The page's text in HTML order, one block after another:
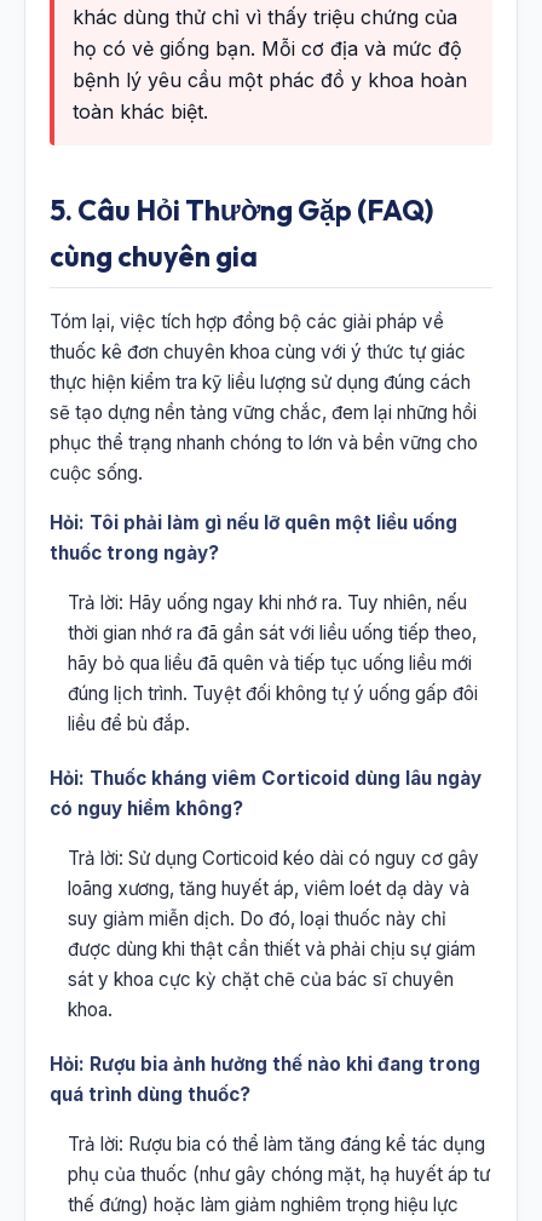
khác dùng thử chỉ vì thấy triệu chứng của
họ có vẻ giống bạn. Mỗi cơ địa và mức độ
bệnh lý yêu cầu một phác đồ y khoa hoàn
toàn khác biệt.
5. Câu Hỏi Thường Gặp (FAQ)
cùng chuyên gia
Tóm lại, việc tích hợp đồng bộ các giải pháp về
thuốc kê đơn chuyên khoa cùng với ý thức tự giác
thực hiện kiểm tra kỹ liều lượng sử dụng đúng cách
sẽ tạo dựng nền tảng vững chắc, đem lại những hồi
phục thể trạng nhanh chóng to lớn và bền vững cho
cuộc sống.
Hỏi: Tôi phải làm gì nếu lỡ quên một liều uống
thuốc trong ngày?
Trả lời: Hãy uống ngay khi nhớ ra. Tuy nhiên, nếu
thời gian nhớ ra đã gần sát với liều uống tiếp theo,
hãy bỏ qua liều đã quên và tiếp tục uống liều mới
đúng lịch trình. Tuyệt đối không tự ý uống gấp đôi
liều để bù đắp.
Hỏi: Thuốc kháng viêm Corticoid dùng lâu ngày
có nguy hiểm không?
Trả lời: Sử dụng Corticoid kéo dài có nguy cơ gây
loãng xương, tăng huyết áp, viêm loét dạ dày và
suy giảm miễn dịch. Do đó, loại thuốc này chỉ
được dùng khi thật cần thiết và phải chịu sự giám
sát y khoa cực kỳ chặt chẽ của bác sĩ chuyên
khoa.
Hỏi: Rượu bia ảnh hưởng thế nào khi đang trong
quá trình dùng thuốc?
Trả lời: Rượu bia có thể làm tăng đáng kể tác dụng
phụ của thuốc (như gây chóng mặt, hạ huyết áp tư
thế đứng) hoặc làm giảm nghiêm trọng hiệu lực